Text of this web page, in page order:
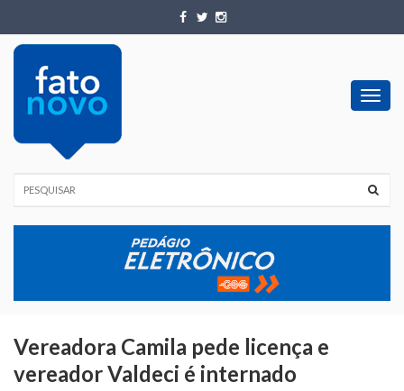
Vereadora Camila pede licença e
vereador Valdeci é internado